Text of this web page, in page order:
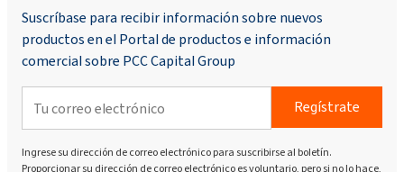
Suscríbase para recibir información sobre nuevos
productos en el Portal de productos e información
comercial sobre PCC Capital Group
Regístrate
Ingrese su dirección de correo electrónico para suscribirse al boletín.
Proporcionar su dirección de correo electrónico es voluntario, pero si no lo hace,